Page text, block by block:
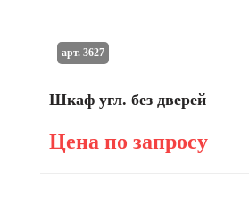
Шкаф угл. без дверей
Цена по запросу
арт. 3627